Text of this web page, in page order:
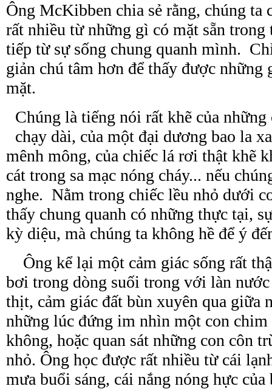
Ông McKibben chia sẻ rằng, chúng ta
rất nhiều từ những gì có mặt sẵn trong
tiếp từ sự sống chung quanh mình.
giản chú tâm hơn để thấy được những
mặt.
Chúng là tiếng nói rất khẽ của những
chạy dài, của một đại dương bao la
mênh mông, của chiếc lá rơi thật khẽ
cát trong sa mạc nóng cháy... nếu
nghe. Nằm trong chiếc lều nhỏ dưới
thấy chung quanh có những thực tại,
kỳ diệu, mà chúng ta không hề để ý
Ông kể lại một cảm giác sống rất
bơi trong dòng suối trong với làn
thịt, cảm giác đất bùn xuyên qua giữa
những lúc đứng im nhìn một con
không, hoặc quan sát những con côn
nhỏ. Ông học được rất nhiều từ cái
mưa buổi sáng, cái nắng nóng hực